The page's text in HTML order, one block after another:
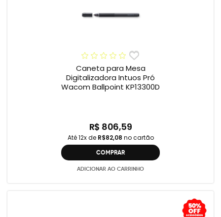
Caneta para Mesa
Digitalizadora Intuos Pró
Wacom Ballpoint KP13300D
R$ 806,59
Até 12x de R$82,08 no cartão
COMPRAR
ADICIONAR AO CARRINHO